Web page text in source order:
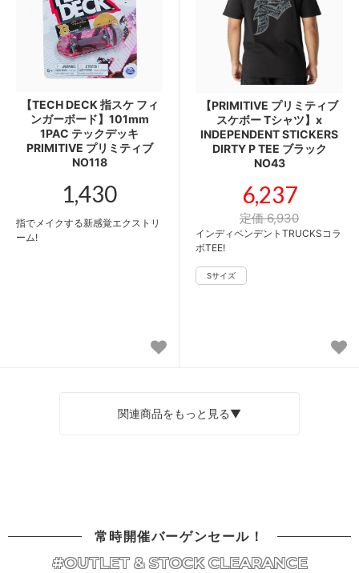
【TECH DECK 指スケ フィ
ンガーボード】101mm
1PAC テックデッキ
PRIMITIVE プリミティブ
NO118
1,430
指でメイクする新感覚エクストリ
ーム!
【PRIMITIVE プリミティブ
スケボー Tシャツ】x
INDEPENDENT STICKERS
DIRTY P TEE ブラック
NO43
6,237
定価 6,930
インディペンデントTRUCKSコラ
ボTEE!
関連商品をもっと見る▼
常時開催バーゲンセール！
#OUTLET & STOCK CLEARANCE